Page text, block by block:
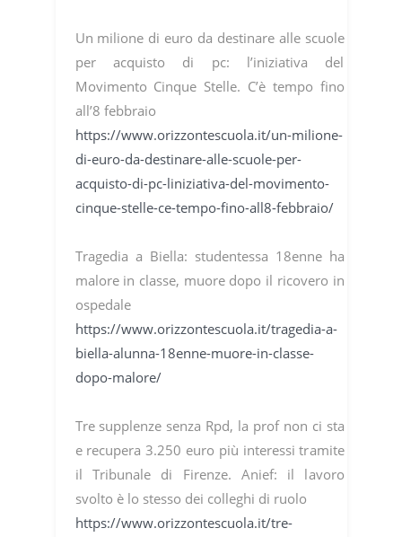
Un milione di euro da destinare alle scuole
per acquisto di pc: l’iniziativa del
Movimento Cinque Stelle. C’è tempo fino
all’8 febbraio
https://www.orizzontescuola.it/un-milione-
di-euro-da-destinare-alle-scuole-per-
acquisto-di-pc-liniziativa-del-movimento-
cinque-stelle-ce-tempo-fino-all8-febbraio/
Tragedia a Biella: studentessa 18enne ha
malore in classe, muore dopo il ricovero in
ospedale
https://www.orizzontescuola.it/tragedia-a-
biella-alunna-18enne-muore-in-classe-
dopo-malore/
Tre supplenze senza Rpd, la prof non ci sta
e recupera 3.250 euro più interessi tramite
il Tribunale di Firenze. Anief: il lavoro
svolto è lo stesso dei colleghi di ruolo
https://www.orizzontescuola.it/tre-